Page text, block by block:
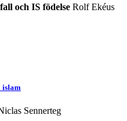
och IS födelse Rolf Ekéus
islam
Sennerteg